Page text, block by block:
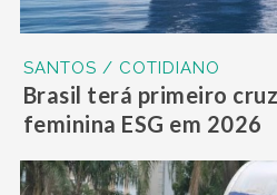
SANTOS / COTIDIANO
Brasil terá primeiro
feminina ESG em 2026